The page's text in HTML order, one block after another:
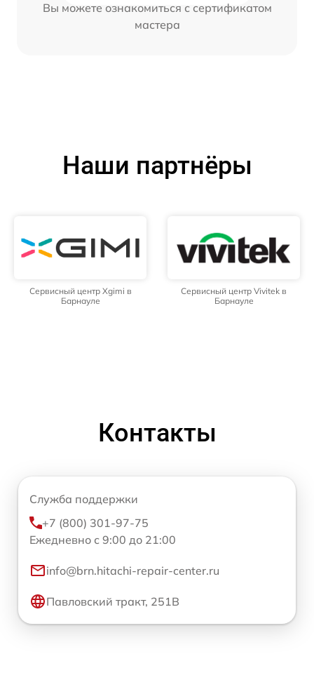
Вы можете ознакомиться с сертификатом
мастера
Наши партнёры
Сервисный центр Xgimi в
Барнауле
Сервисный центр Vivitek в
Барнауле
Контакты
Служба поддержки
+7 (800) 301-97-75
Ежедневно с 9:00 до 21:00
info@brn.hitachi-repair-center.ru
Павловский тракт, 251В